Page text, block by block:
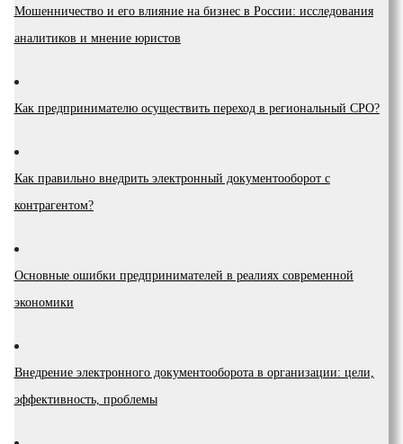
Мошенничество и его влияние на бизнес в России: исследования
аналитиков и мнение юристов
Как предпринимателю осуществить переход в региональный СРО?
Как правильно внедрить электронный документооборот с
контрагентом?
Основные ошибки предпринимателей в реалиях современной
экономики
Внедрение электронного документооборота в организации: цели,
эффективность, проблемы